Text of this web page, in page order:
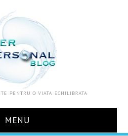
PENTRU O VIATA ECHILIBRATA
MENU